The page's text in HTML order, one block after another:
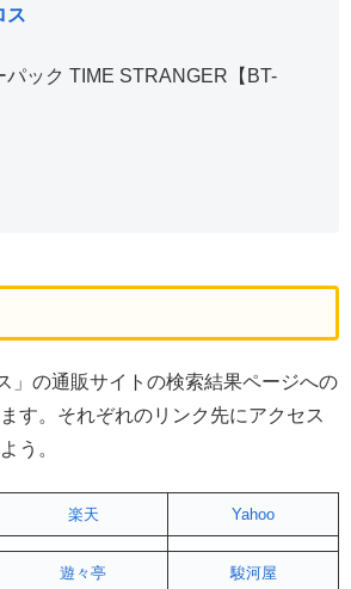
ス
パック TIME STRANGER【BT-
」の通販サイトの検索結果ページへの
す。それぞれのリンク先にアクセス
う。
楽天 Yahoo
遊々亭 駿河屋